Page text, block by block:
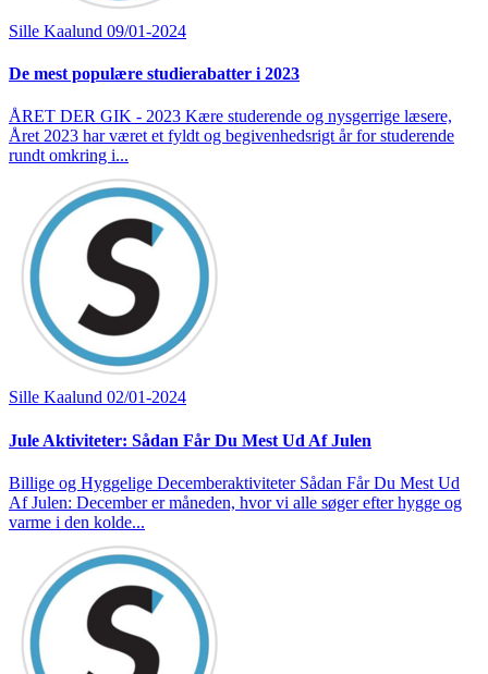
Sille Kaalund 09/01-2024
De mest populære studierabatter i 2023
ÅRET DER GIK - 2023 Kære studerende og nysgerrige læsere,
Året 2023 har været et fyldt og begivenhedsrigt år for studerende
rundt omkring i...
Sille Kaalund 02/01-2024
Jule Aktiviteter: Sådan Får Du Mest Ud Af Julen
Billige og Hyggelige Decemberaktiviteter Sådan Får Du Mest Ud
Af Julen: December er måneden, hvor vi alle søger efter hygge og
varme i den kolde...